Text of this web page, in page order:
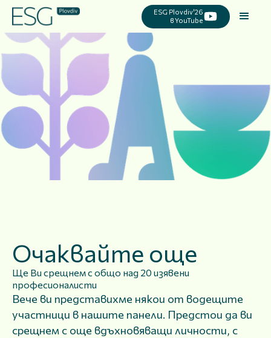
ESG Plovdiv'26
в YouTube
Очаквайте още
Ще Ви срещнем с общо над 20 изявени
професионалисти
Вече ви представихме някои от водещите
участници в нашите панели. Предстои да ви
срещнем с още вдъхновяващи личности, с